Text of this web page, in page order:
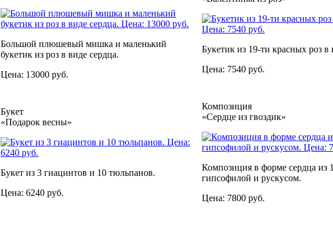
Большой плюшевый мишка и маленький
букетик из роз в виде сердца.
Цена: 13000 руб.
Букетик из 19-ти красных роз в
Цена: 7540 руб.
Букет
«Подарок весны»
Букет из 3 гиацинтов и 10 тюльпанов.
Цена: 6240 руб.
Композиция
«Сердце из гвоздик»
Композиция в форме сердца из
гипсофилой и рускусом.
Цена: 7800 руб.